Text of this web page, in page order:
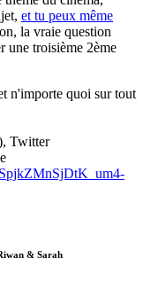
et tu peux même
la vraie question
une troisième 2ème
n'importe quoi sur tout
Twitter
& Sarah